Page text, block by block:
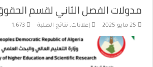
مدولات الفصل الثاني لقسم
25 مايو 2025 إعلانات, نتائج الطلبة 1,673